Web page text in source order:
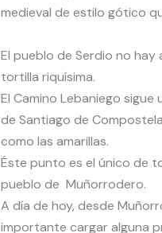
medieval de estilo gótico
El pueblo de Serdio no
tortilla riquísima.
El Camino Lebaniego
de Santiago de
como las amarillas.
Éste punto es el único de
pueblo de Muñorrodero.
A día de hoy, desde
importante cargar alguna